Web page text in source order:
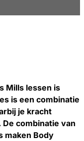
Mills lessen is
is een combinatie
je kracht
combinatie van
maken Body